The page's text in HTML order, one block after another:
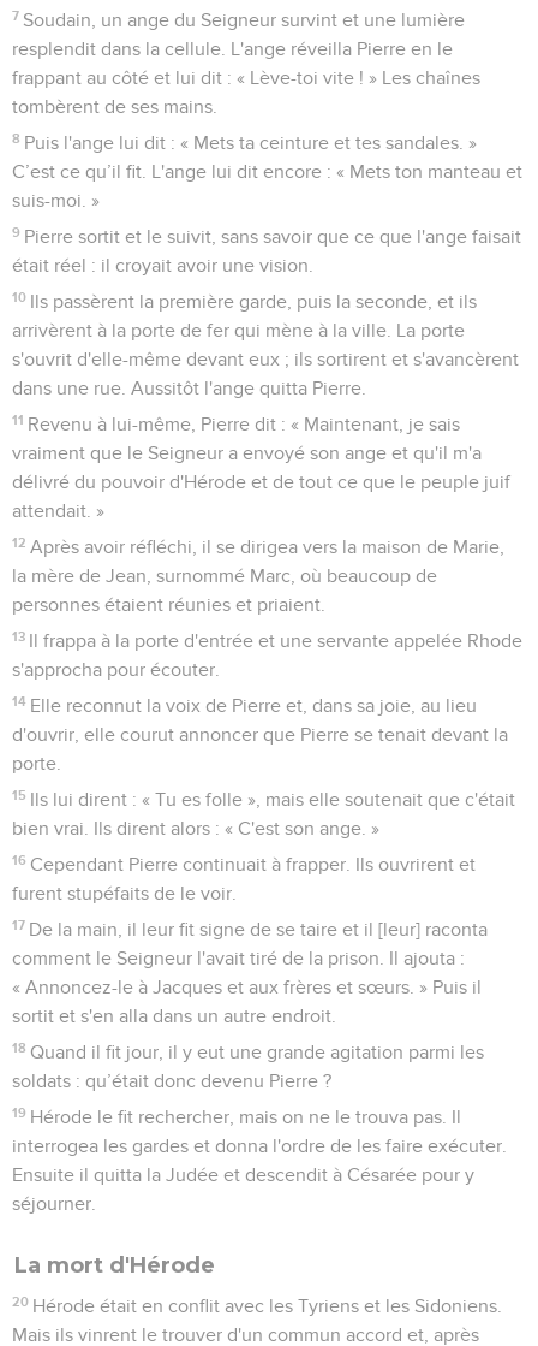
7 Soudain, un ange du Seigneur survint et une lumière
resplendit dans la cellule. L'ange réveilla Pierre en le
frappant au côté et lui dit : « Lève-toi vite ! » Les chaînes
tombèrent de ses mains.
8 Puis l'ange lui dit : « Mets ta ceinture et tes sandales. »
C’est ce qu’il fit. L'ange lui dit encore : « Mets ton manteau et
suis-moi. »
9 Pierre sortit et le suivit, sans savoir que ce que l'ange faisait
était réel : il croyait avoir une vision.
10 Ils passèrent la première garde, puis la seconde, et ils
arrivèrent à la porte de fer qui mène à la ville. La porte
s'ouvrit d'elle-même devant eux ; ils sortirent et s'avancèrent
dans une rue. Aussitôt l'ange quitta Pierre.
11 Revenu à lui-même, Pierre dit : « Maintenant, je sais
vraiment que le Seigneur a envoyé son ange et qu'il m'a
délivré du pouvoir d'Hérode et de tout ce que le peuple juif
attendait. »
12 Après avoir réfléchi, il se dirigea vers la maison de Marie,
la mère de Jean, surnommé Marc, où beaucoup de
personnes étaient réunies et priaient.
13 Il frappa à la porte d'entrée et une servante appelée Rhode
s'approcha pour écouter.
14 Elle reconnut la voix de Pierre et, dans sa joie, au lieu
d'ouvrir, elle courut annoncer que Pierre se tenait devant la
porte.
15 Ils lui dirent : « Tu es folle », mais elle soutenait que c'était
bien vrai. Ils dirent alors : « C'est son ange. »
16 Cependant Pierre continuait à frapper. Ils ouvrirent et
furent stupéfaits de le voir.
17 De la main, il leur fit signe de se taire et il [leur] raconta
comment le Seigneur l'avait tiré de la prison. Il ajouta :
« Annoncez-le à Jacques et aux frères et sœurs. » Puis il
sortit et s'en alla dans un autre endroit.
18 Quand il fit jour, il y eut une grande agitation parmi les
soldats : qu’était donc devenu Pierre ?
19 Hérode le fit rechercher, mais on ne le trouva pas. Il
interrogea les gardes et donna l'ordre de les faire exécuter.
Ensuite il quitta la Judée et descendit à Césarée pour y
séjourner.
La mort d'Hérode
20 Hérode était en conflit avec les Tyriens et les Sidoniens.
Mais ils vinrent le trouver d'un commun accord et, après